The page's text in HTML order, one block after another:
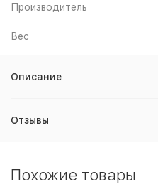
Производитель
Вес
Описание
Отзывы
Похожие товары